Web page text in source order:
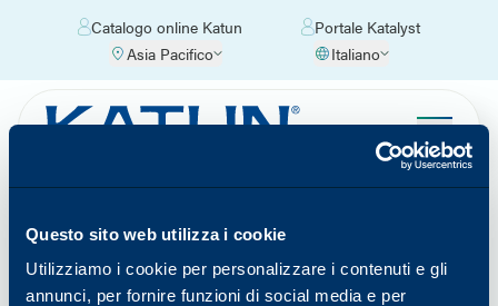
Questo sito web utilizza i cookie
Utilizziamo i cookie per personalizzare i contenuti e gli
annunci, per fornire funzioni di social media e per
Catalogo online Katun
Portale Katalyst
Asia Pacifico
Italiano
Sedi di Katun
Trovate le informazioni di contatto per gli uffici
Katun e i nostri partner di distribuzione autorizzati
più vicini a voi selezionando la vostra regione e il